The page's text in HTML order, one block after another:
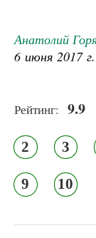
Анатолий
6 июня 2017 г.
Рейтинг: 9.9
2 3
9 10